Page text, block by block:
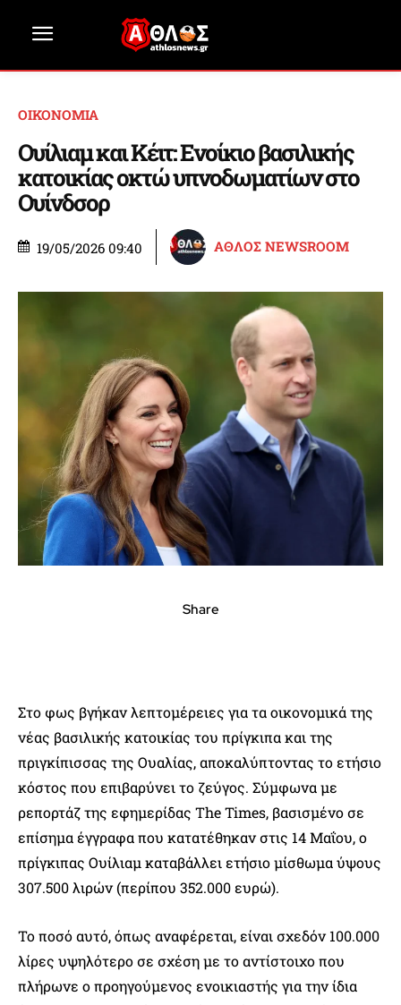
ΟΙΚΟΝΟΜΙΑ
Ουίλιαμ και Κέιτ: Ενοίκιο βασιλικής
κατοικίας οκτώ υπνοδωματίων στο
Ουίνδσορ
19/05/2026 09:40 ΑΘΛΟΣ NEWSROOM
Share
Στο φως βγήκαν λεπτομέρειες για τα οικονομικά της
νέας βασιλικής κατοικίας του πρίγκιπα και της
πριγκίπισσας της Ουαλίας, αποκαλύπτοντας το ετήσιο
κόστος που επιβαρύνει το ζεύγος. Σύμφωνα με
ρεπορτάζ της εφημερίδας The Times, βασισμένο σε
επίσημα έγγραφα που κατατέθηκαν στις 14 Μαΐου, ο
πρίγκιπας Ουίλιαμ καταβάλλει ετήσιο μίσθωμα ύψους
307.500 λιρών (περίπου 352.000 ευρώ).
Το ποσό αυτό, όπως αναφέρεται, είναι σχεδόν 100.000
λίρες υψηλότερο σε σχέση με το αντίστοιχο που
πλήρωνε ο προηγούμενος ενοικιαστής για την ίδια